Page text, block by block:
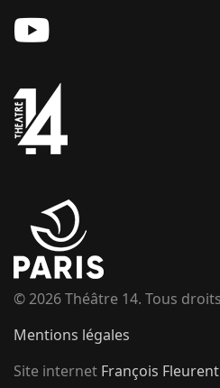
© 2026 Théâtre 14. Tous
Mentions légales
Site internet François Fleurent